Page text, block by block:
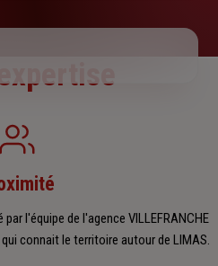
expertise
l'équipe de l'agence VILLEFRANCHE
qui connait le territoire autour de LIMAS.